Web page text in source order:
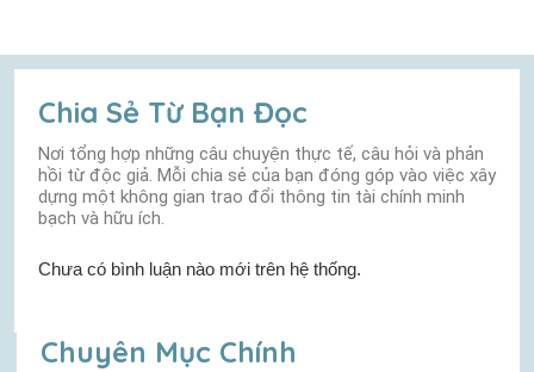
Chia Sẻ Từ Bạn Đọc
Nơi tổng hợp những câu chuyện thực tế, câu hỏi và phản
hồi từ độc giả. Mỗi chia sẻ của bạn đóng góp vào việc xây
dựng một không gian trao đổi thông tin tài chính minh
bạch và hữu ích.
Chưa có bình luận nào mới trên hệ thống.
Chuyên Mục Chính